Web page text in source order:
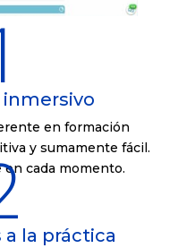
en formación
y sumamente fácil.
en cada momento.
la práctica